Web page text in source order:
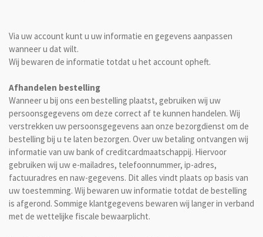
Via uw account kunt u uw informatie en gegevens aanpassen
wanneer u dat wilt.
Wij bewaren de informatie totdat u het account opheft.
Afhandelen bestelling
Wanneer u bij ons een bestelling plaatst, gebruiken wij uw
persoonsgegevens om deze correct af te kunnen handelen. Wij
verstrekken uw persoonsgegevens aan onze bezorgdienst om de
bestelling bij u te laten bezorgen. Over uw betaling ontvangen wij
informatie van uw bank of creditcardmaatschappij. Hiervoor
gebruiken wij uw e-mailadres, telefoonnummer, ip-adres,
factuuradres en naw-gegevens. Dit alles vindt plaats op basis van
uw toestemming. Wij bewaren uw informatie totdat de bestelling
is afgerond. Sommige klantgegevens bewaren wij langer in verband
met de wettelijke fiscale bewaarplicht.